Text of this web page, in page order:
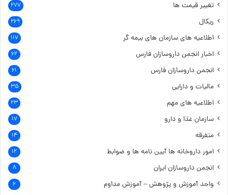
تغییر قیمت ها ۲۷۷
ریکال ۲۶۹
اطلاعیه های سازمان های بیمه گر ۱۱۷
اخبار انجمن داروسازان فارس ۶۲
انجمن داروسازان فارس ۶۱
مالیات و دارایی ۳۵
اطلاعیه های مهم ۲۳
سازمان غذا و دارو ۱۷
متفرقه ۱۴
امور داروخانه ها آیین نامه ها و ضوابط ۱۲
انجمن داروسازان ایران ۸
واحد آموزش و پژوهش – آموزش مداوم ۶